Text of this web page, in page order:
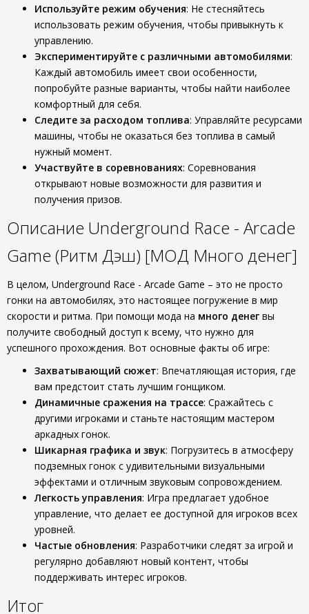
Используйте режим обучения: Не стесняйтесь
использовать режим обучения, чтобы привыкнуть к
управлению.
Экспериментируйте с различными автомобилями:
Каждый автомобиль имеет свои особенности,
попробуйте разные варианты, чтобы найти наиболее
комфортный для себя.
Следите за расходом топлива: Управляйте ресурсами
машины, чтобы не оказаться без топлива в самый
нужный момент.
Участвуйте в соревнованиях: Соревнования
открывают новые возможности для развития и
получения призов.
Описание Underground Race - Arcade
Game (Ритм Дэш) [МОД Много денег]
В целом, Underground Race - Arcade Game – это не просто
гонки на автомобилях, это настоящее погружение в мир
скорости и ритма. При помощи мода на много денег вы
получите свободный доступ к всему, что нужно для
успешного прохождения. Вот основные факты об игре:
Захватывающий сюжет: Впечатляющая история, где
вам предстоит стать лучшим гонщиком.
Динамичные сражения на трассе: Сражайтесь с
другими игроками и станьте настоящим мастером
аркадных гонок.
Шикарная графика и звук: Погрузитесь в атмосферу
подземных гонок с удивительными визуальными
эффектами и отличным звуковым сопровождением.
Легкость управления: Игра предлагает удобное
управление, что делает ее доступной для игроков всех
уровней.
Частые обновления: Разработчики следят за игрой и
регулярно добавляют новый контент, чтобы
поддерживать интерес игроков.
Итог